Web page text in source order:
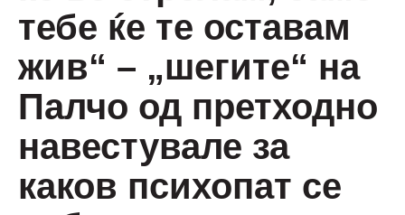
тебе ќе те оставам
жив“ – „шегите“ на
Палчо од претходно
навестувале за
каков психопат се